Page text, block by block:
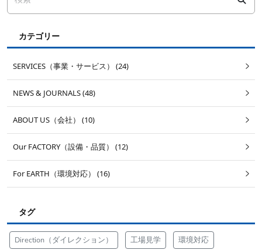
カテゴリー
SERVICES（事業・サービス） (24)
NEWS & JOURNALS (48)
ABOUT US（会社） (10)
Our FACTORY（設備・品質） (12)
For EARTH（環境対応） (16)
タグ
Direction（ダイレクション） 工場見学 環境対応